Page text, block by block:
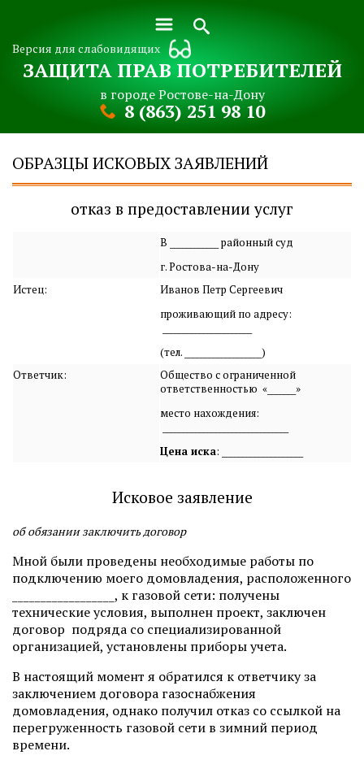
Версия для слабовидящих
ЗАЩИТА ПРАВ ПОТРЕБИТЕЛЕЙ
в городе Ростове-на-Дону
8 (863) 251 98 10
ОБРАЗЦЫ ИСКОВЫХ ЗАЯВЛЕНИЙ
отказ в предоставлении услуг
В ____________ районный суд
г. Ростова-на-Дону
Истец:
Иванов Петр Сергеевич
проживающий по адресу:
(тел. ___________________)
Ответчик:
Общество с ограниченной
ответственностью «_______»
место нахождения:
Цена иска: ____________________
Исковое заявление
об обязании заключить договор
Мной были проведены необходимые работы по
подключению моего домовладения, расположенного
__________________, к газовой сети: получены
технические условия, выполнен проект, заключен
договор подряда со специализированной
организацией, установлены приборы учета.
В настоящий момент я обратился к ответчику за
заключением договора газоснабжения
домовладения, однако получил отказ со ссылкой на
перегруженность газовой сети в зимний период
времени.